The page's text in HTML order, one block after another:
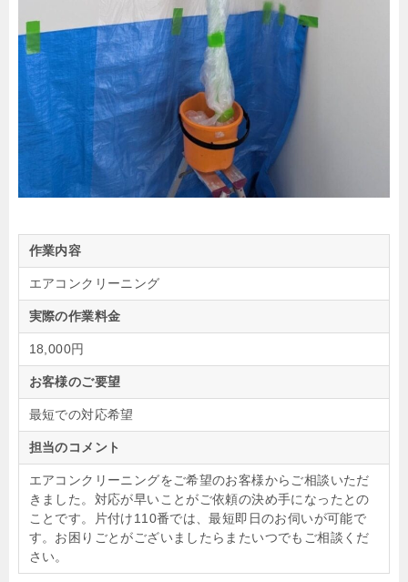
作業内容
エアコンクリーニング
実際の作業料金
18,000円
お客様のご要望
最短での対応希望
担当のコメント
エアコンクリーニングをご希望のお客様からご相談いただ
きました。対応が早いことがご依頼の決め手になったとの
ことです。片付け110番では、最短即日のお伺いが可能で
す。お困りごとがございましたらまたいつでもご相談くだ
さい。